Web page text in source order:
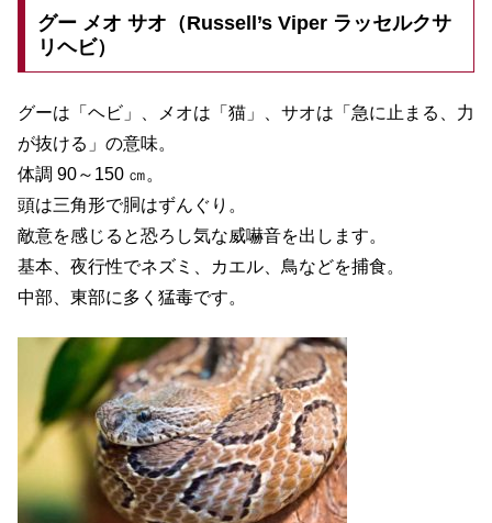
グー メオ サオ（Russell’s Viper ラッセルクサ
リヘビ）
グーは「ヘビ」、メオは「猫」、サオは「急に止まる、力
が抜ける」の意味。
体調 90～150 ㎝。
頭は三角形で胴はずんぐり。
敵意を感じると恐ろし気な威嚇音を出します。
基本、夜行性でネズミ、カエル、鳥などを捕食。
中部、東部に多く猛毒です。